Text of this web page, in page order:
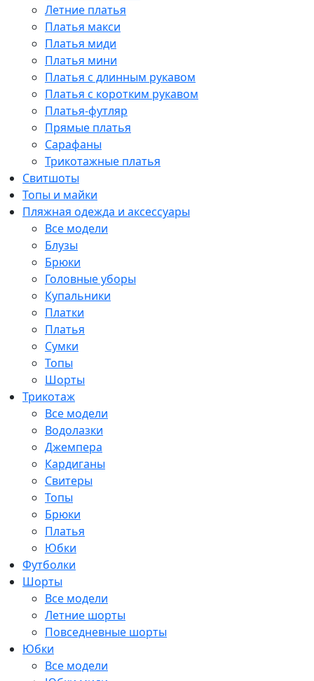
Летние платья
Платья макси
Платья миди
Платья мини
Платья с длинным рукавом
Платья с коротким рукавом
Платья-футляр
Прямые платья
Сарафаны
Трикотажные платья
Свитшоты
Топы и майки
Пляжная одежда и аксессуары
Все модели
Блузы
Брюки
Головные уборы
Купальники
Платки
Платья
Сумки
Топы
Шорты
Трикотаж
Все модели
Водолазки
Джемпера
Кардиганы
Свитеры
Топы
Брюки
Платья
Юбки
Футболки
Шорты
Все модели
Летние шорты
Повседневные шорты
Юбки
Все модели